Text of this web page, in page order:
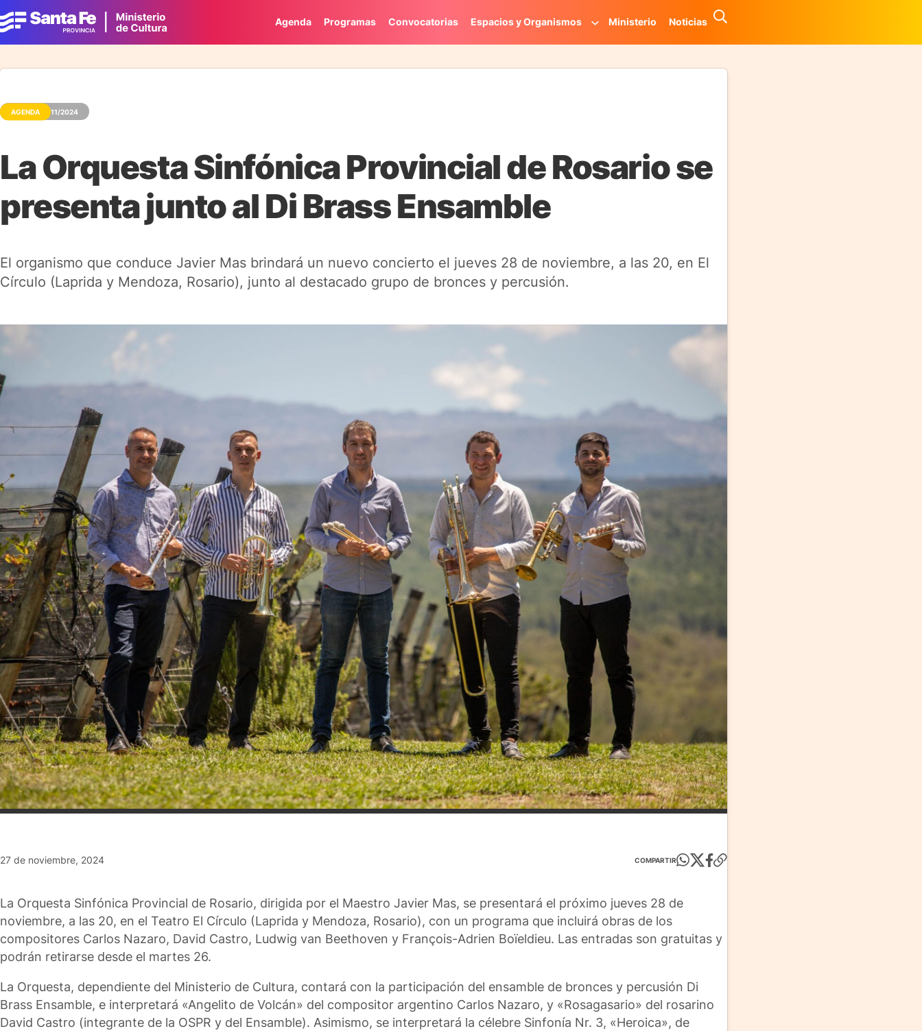
Agenda Programas Convocatorias Espacios y Organismos Ministerio Noticias
AGENDA 27/11/2024
La Orquesta Sinfónica Provincial de Rosario se
presenta junto al Di Brass Ensamble
El organismo que conduce Javier Mas brindará un nuevo concierto el jueves 28 de noviembre, a las 20, en El
Círculo (Laprida y Mendoza, Rosario), junto al destacado grupo de bronces y percusión.
27 de noviembre, 2024 COMPARTIR
La Orquesta Sinfónica Provincial de Rosario, dirigida por el Maestro Javier Mas, se presentará el próximo jueves 28 de
noviembre, a las 20, en el Teatro El Círculo (Laprida y Mendoza, Rosario), con un programa que incluirá obras de los
compositores Carlos Nazaro, David Castro, Ludwig van Beethoven y François-Adrien Boïeldieu. Las entradas son gratuitas y
podrán retirarse desde el martes 26.
La Orquesta, dependiente del Ministerio de Cultura, contará con la participación del ensamble de bronces y percusión Di
Brass Ensamble, e interpretará «Angelito de Volcán» del compositor argentino Carlos Nazaro, y «Rosagasario» del rosarino
David Castro (integrante de la OSPR y del Ensamble). Asimismo, se interpretará la célebre Sinfonía Nr. 3, «Heroica», de